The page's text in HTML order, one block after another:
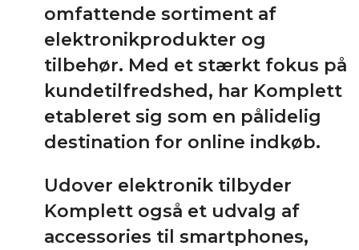
omfattende sortiment af
elektronikprodukter og
tilbehør. Med et stærkt fokus på
kundetilfredshed, har Komplett
etableret sig som en pålidelig
destination for online indkøb.
Udover elektronik tilbyder
Komplett også et udvalg af
accessories til smartphones,